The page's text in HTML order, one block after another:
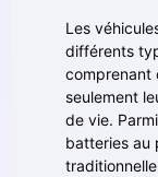
Les
différents
comprenant
seulement
de vie.
batteries au